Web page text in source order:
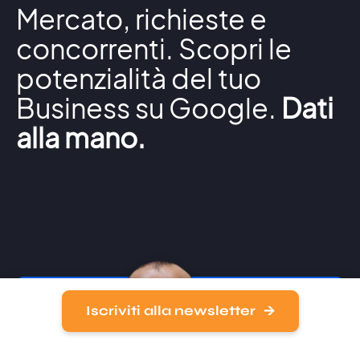
Iscriviti alla newsletter
Mercato, richieste e
concorrenti. Scopri le
potenzialità del tuo
Business su Google. Dati
alla mano.